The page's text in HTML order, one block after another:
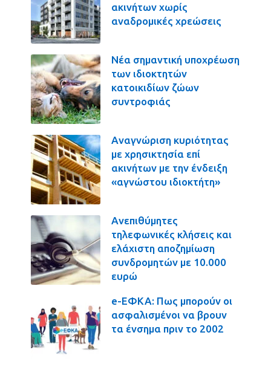
ακινήτων χωρίς
αναδρομικές χρεώσεις
Νέα σημαντική υποχρέωση
των ιδιοκτητών
κατοικιδίων ζώων
συντροφιάς
Αναγνώριση κυριότητας
με χρησικτησία επί
ακινήτων με την ένδειξη
«αγνώστου ιδιοκτήτη»
Ανεπιθύμητες
τηλεφωνικές κλήσεις και
ελάχιστη αποζημίωση
συνδρομητών με 10.000
ευρώ
e-ΕΦΚΑ: Πως μπορούν οι
ασφαλισμένοι να βρουν
τα ένσημα πριν το 2002